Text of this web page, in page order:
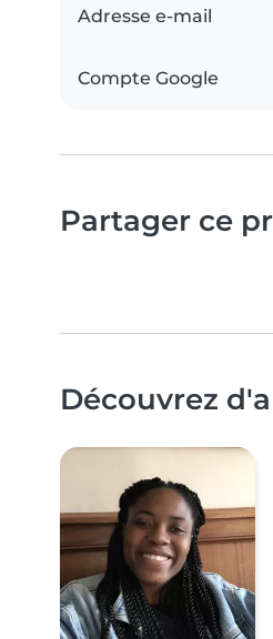
Adresse e-mail
Compte Google
Partager ce
Découvrez